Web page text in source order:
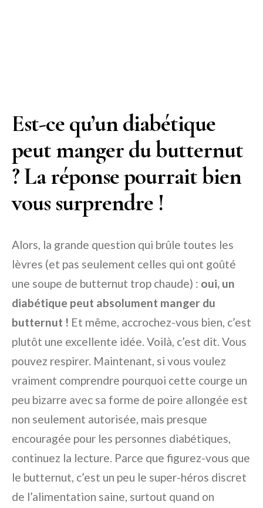
Est-ce qu’un diabétique
peut manger du butternut
? La réponse pourrait bien
vous surprendre !
Alors, la grande question qui brûle toutes les
lèvres (et pas seulement celles qui ont goûté
une soupe de butternut trop chaude) : oui, un
diabétique peut absolument manger du
butternut ! Et même, accrochez-vous bien, c’est
plutôt une excellente idée. Voilà, c’est dit. Vous
pouvez respirer. Maintenant, si vous voulez
vraiment comprendre pourquoi cette courge un
peu bizarre avec sa forme de poire allongée est
non seulement autorisée, mais presque
encouragée pour les personnes diabétiques,
continuez la lecture. Parce que figurez-vous que
le butternut, c’est un peu le super-héros discret
de l’alimentation saine, surtout quand on